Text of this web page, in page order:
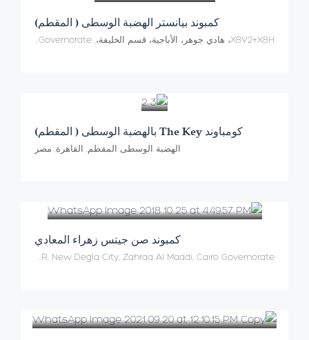
كمبوند بيانستر الهضبة الوسطى ( المقطم)
كومباوند The Key بالهضبة الوسطى ( المقطم)
الهضبة الوسطى المقطم, القاهرة, مصر
كمبوند صن جيتس زهراء المعادي
X842+M4R, New Degla City, Zahraa Al Maadi, Cairo Governorate